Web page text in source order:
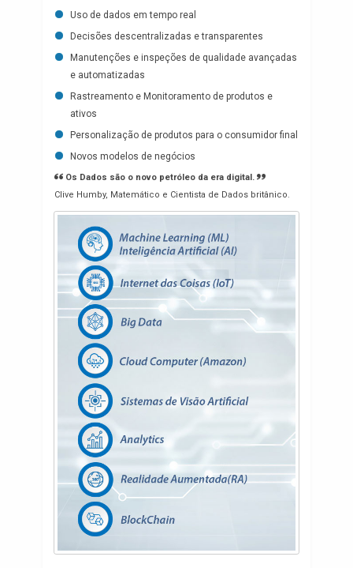
Uso de dados em tempo real
Decisões descentralizadas e transparentes
Manutenções e inspeções de qualidade avançadas
e automatizadas
Rastreamento e Monitoramento de produtos e
ativos
Personalização de produtos para o consumidor final
Novos modelos de negócios
Os Dados são o novo petróleo da era digital.
Clive Humby, Matemático e Cientista de Dados britânico.